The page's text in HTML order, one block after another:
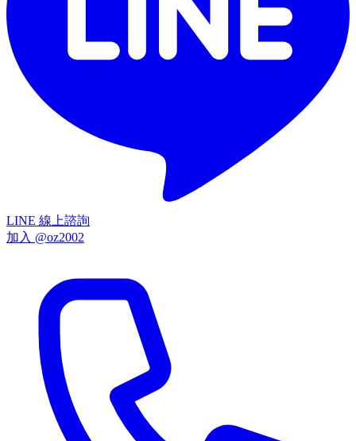
LINE 線上諮詢
加入 @oz2002